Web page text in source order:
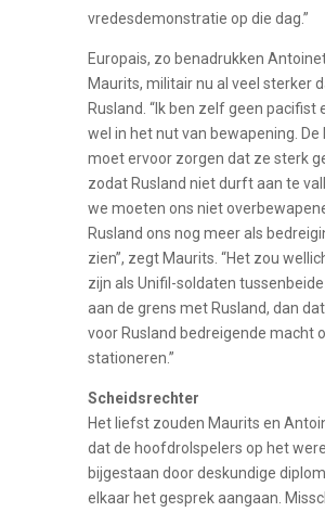
vredesdemonstratie op die dag.”
Europais, zo benadrukken
Maurits, militair nu al veel sterker
Rusland. “Ik ben zelf geen pacifist
wel in het nut van bewapening. De
moet ervoor zorgen dat ze sterk
zodat Rusland niet durft aan te
we moeten ons niet
Rusland ons nog meer als
zien”, zegt Maurits. “Het zou
zijn als Unifil-soldaten
aan de grens met Rusland, dan
voor Rusland bedreigende macht
stationeren.”
Scheidsrechter
Het liefst zouden Maurits en
dat de hoofdrolspelers op het
bijgestaan door deskundige
elkaar het gesprek aangaan.